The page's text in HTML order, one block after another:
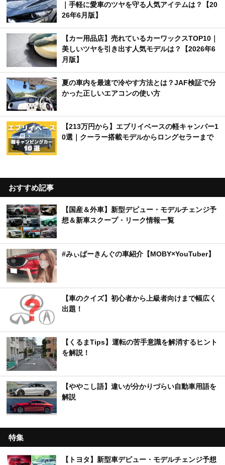
｜手軽に愛車のツヤを守る人気アイテムは？【20
26年6月版】
【カー用品店】売れているカーワックスTOP10｜
美しいツヤを引き出す人気モデルは？【2026年6
月版】
夏の車内を最速で冷やす方法とは？JAF検証で分
かった正しいエアコンの使い方
【213万円から】エブリイベースの軽キャンパー1
0選｜クーラー搭載モデルからロングセラーまで
おすすめ記事
【国産＆外車】新型デビュー・モデルチェンジ予
想＆新車スクープ・リーク情報一覧
#みぃぱーきんぐの車紹介【MOBY×YouTuber】
【車のクイズ】初心者から上級者向けまで幅広く
出題！
【くるまTips】運転の苦手意識を解消するヒント
を解説！
【ややこし語】違いが分かりづらい自動車用語を
解説
特集
【トヨタ】新型車デビュー・モデルチェンジ予想